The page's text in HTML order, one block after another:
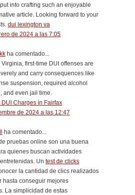
into crafting such an enjoyable
article. Looking forward to your
dui lexington va
de 2024 a las 7:05
ha comentado...
Virginia, first-time DUI offenses are
and carry consequences like
suspension, required alcohol
and even jail time.
DUI Charges in Fairfax
de 2024 a las 12:47
ha comentado...
pruebas online son una buena
quienes buscan actividades
Un test de clicks
la cantidad de clics realizados
hasta conseguir mejores
La simplicidad de estas